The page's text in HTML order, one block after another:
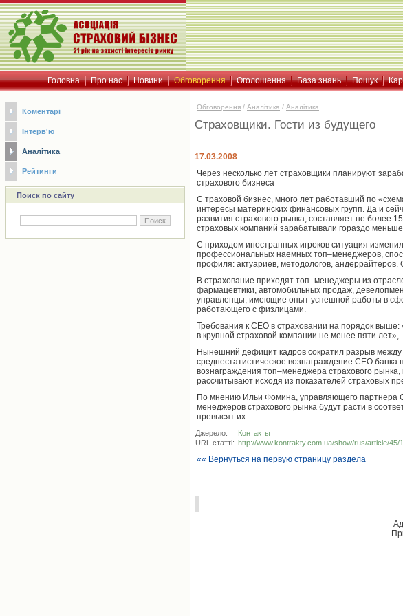
Головна Про нас Новини Обговорення Оголошення База знань Пошук
Коментарі
Інтерв'ю
Аналітика
Рейтинги
Поиск по сайту
Обговорення / Аналітика / Аналітика
Cтраховщики. Гости из будущего
17.03.2008
Через несколько лет страховщики планируют
страхового бизнеса
С траховой бизнес, много лет работавший по
интересы материнских финансовых групп. Да и
развития страхового рынка, составляет не более
страховых компаний зарабатывали гораздо
С приходом иностранных игроков ситуация
профессиональных наемных топ–менеджеров,
профиля: актуариев, методологов,
В страхование приходят топ–менеджеры из
фармацевтики, автомобильных продаж,
управленцы, имеющие опыт успешной работы в
работающего с физлицами.
Требования к CEO в страховании на порядок
в крупной страховой компании не менее пяти
Нынешний дефицит кадров сократил разрыв
среднестатистическое вознаграждение CEO
вознаграждения топ–менеджера страхового
рассчитывают исходя из показателей страховых
По мнению Ильи Фомина, управляющего партнера
менеджеров страхового рынка будут расти в
превысят их.
Джерело:
Контакты
URL статті: http://www.kontrakty.com.ua/show/rus/article/45/
«« Вернуться на первую страницу раздела